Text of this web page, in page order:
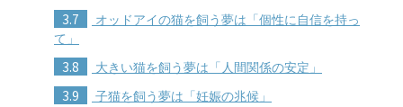
3.7
オッドアイの猫を飼う夢は「個性に自信を持っ
て」
3.8 大きい猫を飼う夢は「人間関係の安定」
3.9 子猫を飼う夢は「妊娠の兆候」